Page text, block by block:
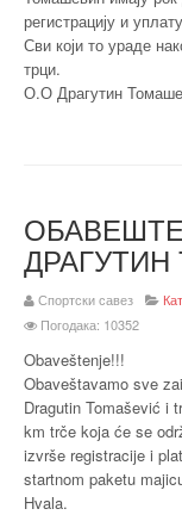
регистрацију и
Сви који то ураде
трци.
О.О Драгутин
Спортски савез
Погодака: 10352
Obaveštenje!!!
Obaveštavamo sve
Dragutin Tomašević i
km trče koja će se
izvrše registracije i
startnom paketu
Hvala.